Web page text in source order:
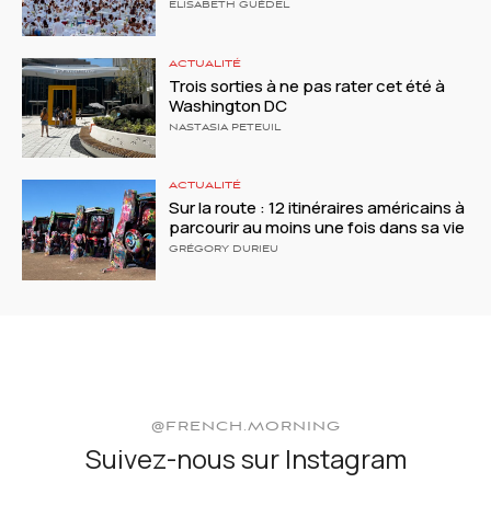
ELISABETH GUÉDEL
ACTUALITÉ
Trois sorties à ne pas rater cet été à
Washington DC
NASTASIA PETEUIL
ACTUALITÉ
Sur la route : 12 itinéraires américains à
parcourir au moins une fois dans sa vie
GRÉGORY DURIEU
@FRENCH.MORNING
Suivez-nous sur Instagram